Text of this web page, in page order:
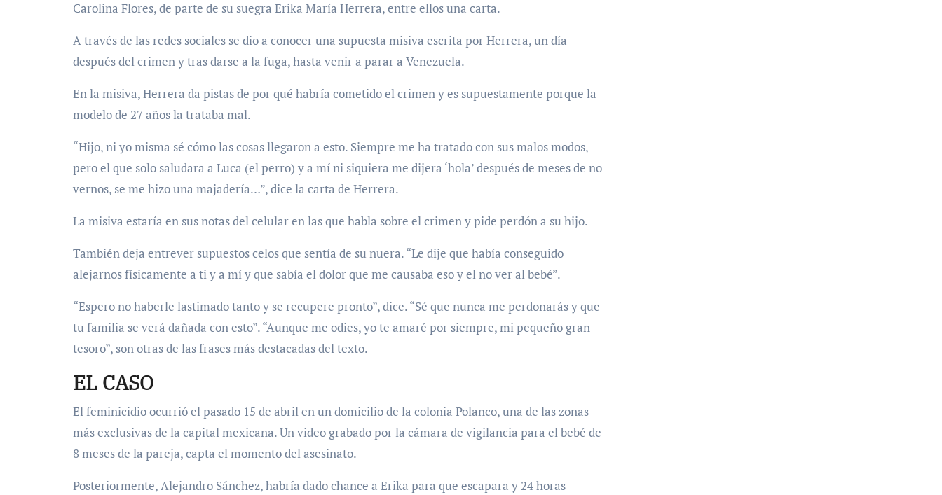
Carolina Flores, de parte de su suegra Erika María Herrera, entre ellos una carta.
A través de las redes sociales se dio a conocer una supuesta misiva escrita por Herrera, un día
después del crimen y tras darse a la fuga, hasta venir a parar a Venezuela.
En la misiva, Herrera da pistas de por qué habría cometido el crimen y es supuestamente porque la
modelo de 27 años la trataba mal.
“Hijo, ni yo misma sé cómo las cosas llegaron a esto. Siempre me ha tratado con sus malos modos,
pero el que solo saludara a Luca (el perro) y a mí ni siquiera me dijera ‘hola’ después de meses de no
vernos, se me hizo una majadería…”, dice la carta de Herrera.
La misiva estaría en sus notas del celular en las que habla sobre el crimen y pide perdón a su hijo.
También deja entrever supuestos celos que sentía de su nuera. “Le dije que había conseguido
alejarnos físicamente a ti y a mí y que sabía el dolor que me causaba eso y el no ver al bebé”.
“Espero no haberle lastimado tanto y se recupere pronto”, dice. “Sé que nunca me perdonarás y que
tu familia se verá dañada con esto”. “Aunque me odies, yo te amaré por siempre, mi pequeño gran
tesoro”, son otras de las frases más destacadas del texto.
EL CASO
El feminicidio ocurrió el pasado 15 de abril en un domicilio de la colonia Polanco, una de las zonas
más exclusivas de la capital mexicana. Un video grabado por la cámara de vigilancia para el bebé de
8 meses de la pareja, capta el momento del asesinato.
Posteriormente, Alejandro Sánchez, habría dado chance a Erika para que escapara y 24 horas